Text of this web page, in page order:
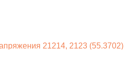
21214, 2123 (55.3702)